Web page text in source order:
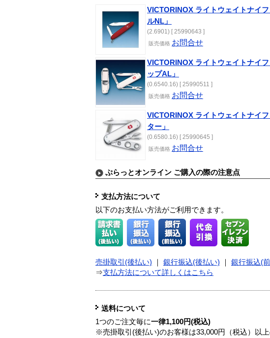
VICTORINOX ライトウェイトナイ
ルNL」
(2.6901) [ 25990643 ]
販売価格 お問合せ
VICTORINOX ライトウェイトナイ
ップAL」
(0.6540.16) [ 25990511 ]
販売価格 お問合せ
VICTORINOX ライトウェイトナイ
ター」
(0.6580.16) [ 25990645 ]
販売価格 お問合せ
ぷらっとオンライン ご購入の際の注意点
支払方法について
以下のお支払い方法がご利用できます。
売掛取引(後払い) 銀行振込(後払い) 銀行振込(
⇒支払方法について詳しくはこちら
送料について
1つのご注文毎に一律1,100円(税込)
※売掛取引(後払い)のお客様は33,000円（税込）以上